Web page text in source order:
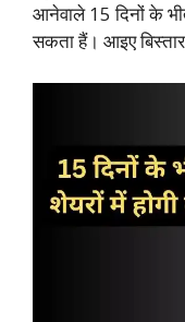
आनेवाले 15 दिनों के
सकता हैं। आइए